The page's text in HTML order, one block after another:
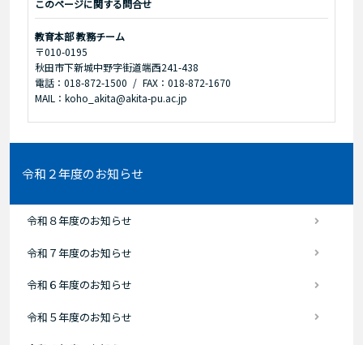
このページに関する問合せ
教育本部 教務チーム
〒010-0195
秋田市下新城中野字街道端西241-438
電話：018-872-1500
FAX：018-872-1670
MAIL：koho_akita@akita-pu.ac.jp
令和２年度のお知らせ
令和８年度のお知らせ
令和７年度のお知らせ
令和６年度のお知らせ
令和５年度のお知らせ